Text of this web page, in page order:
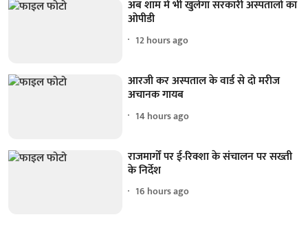
अब शाम में भी खुलेगा सरकारी अस्पतालों का
ओपीडी
12 hours ago
आरजी कर अस्पताल के वार्ड से दो मरीज
अचानक गायब
14 hours ago
राजमार्गों पर ई-रिक्शा के संचालन पर सख्ती
के निर्देश
16 hours ago